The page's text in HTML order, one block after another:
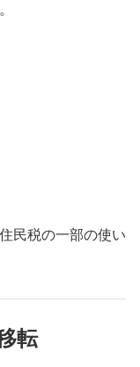
民税の一部の使い
転